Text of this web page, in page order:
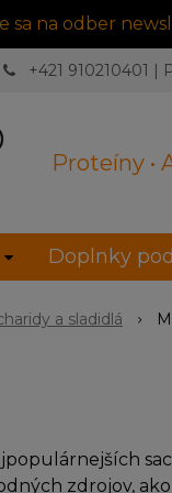
sa na odber
Proteíny •
+421 910210401 |
Doplnky
a sladidlá
zdrojov,